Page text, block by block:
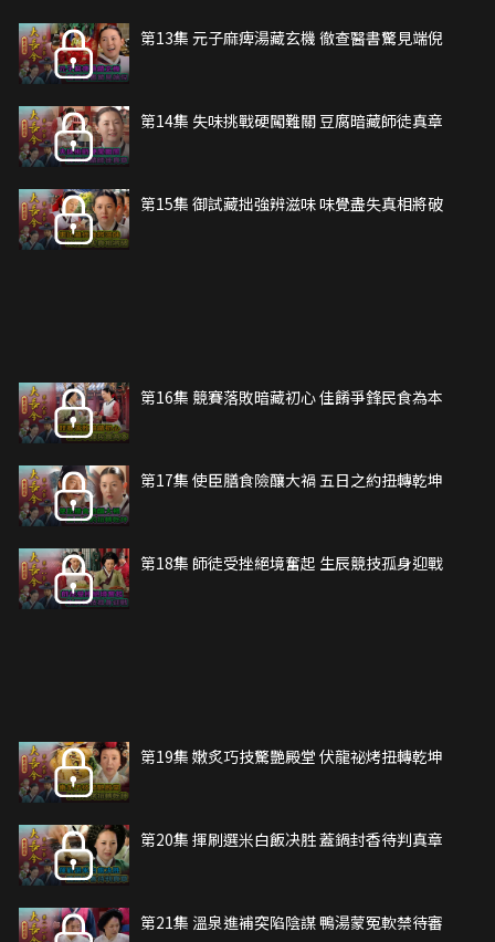
第13集 元子麻痺湯藏玄機 徹查醫書驚見端倪
第14集 失味挑戰硬闖難關 豆腐暗藏師徒真章
第15集 御試藏拙強辨滋味 味覺盡失真相將破
第16集 競賽落敗暗藏初心 佳餚爭鋒民食為本
第17集 使臣膳食險釀大禍 五日之約扭轉乾坤
第18集 師徒受挫絕境奮起 生辰競技孤身迎戰
第19集 嫩炙巧技驚艷殿堂 伏龍祕烤扭轉乾坤
第20集 揮刷選米白飯决胜 蓋鍋封香待判真章
第21集 溫泉進補突陷陰謀 鴨湯蒙冤軟禁待審